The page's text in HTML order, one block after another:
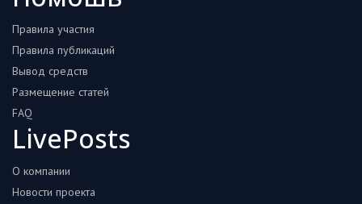
Правила участия
Правила публикаций
Вывод средств
Размещение статей
FAQ
LivePosts
О компании
Новости проекта